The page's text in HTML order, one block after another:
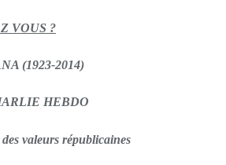
VOUS ?
(1923-2014)
HEBDO
valeurs républicaines